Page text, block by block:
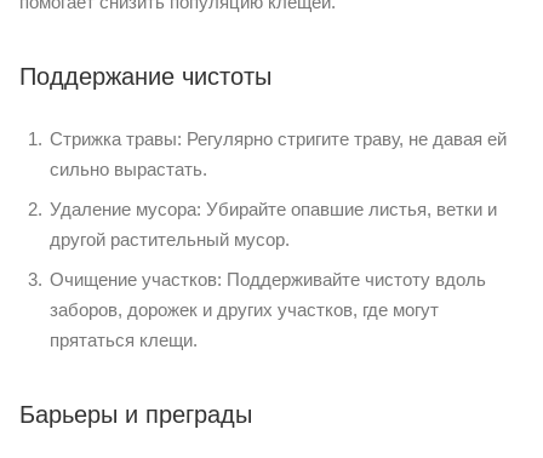
Поддержание чистоты
Стрижка травы: Регулярно стригите траву, не давая ей
сильно вырастать.
Удаление мусора: Убирайте опавшие листья, ветки и
другой растительный мусор.
Очищение участков: Поддерживайте чистоту вдоль
заборов, дорожек и других участков, где могут
прятаться клещи.
Барьеры и преграды